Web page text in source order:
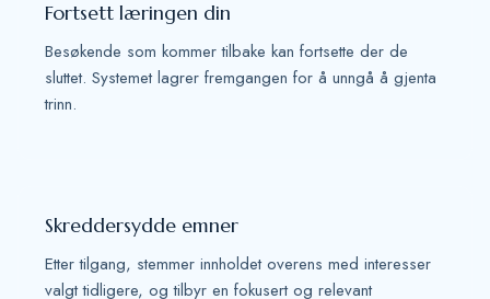
Fortsett læringen din
Besøkende som kommer tilbake kan fortsette der de
sluttet. Systemet lagrer fremgangen for å unngå å gjenta
trinn.
Skreddersydde emner
Etter tilgang, stemmer innholdet overens med interesser
valgt tidligere, og tilbyr en fokusert og relevant